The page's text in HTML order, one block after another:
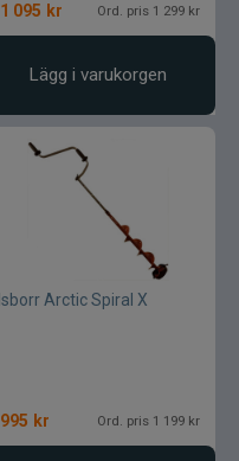
1 095 kr Ord. pris 1 299 kr
Lägg i varukorgen
Isborr Arctic Spiral X
995 kr Ord. pris 1 199 kr